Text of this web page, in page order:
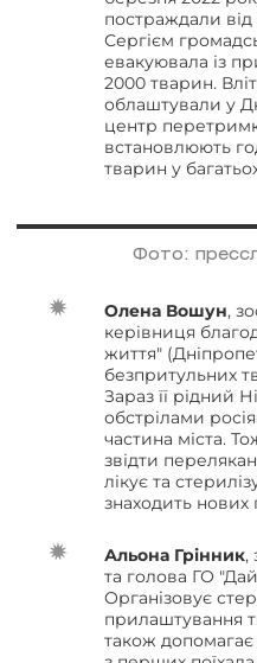
постраждали
Сергієм
евакуювала із
2000 тварин.
облаштували у
центр
встановлюють
тварин у
Фото:
Олена Вошун,
керівниця
життя"
безпритульних
Зараз її рідний
обстрілами
частина міста.
звідти
лікує та
знаходить нових
Альона Грінник,
та голова ГО
Організовує
прилаштування
також допомагає